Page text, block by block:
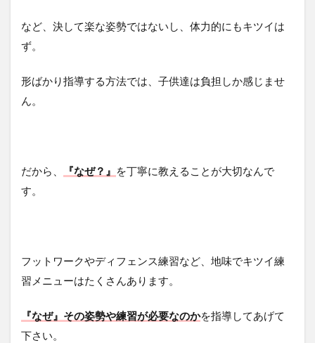
など、決して楽な姿勢ではないし、体力的にもキツイは
ず。
形ばかり指導する方法では、子供達は負担しか感じませ
ん。
だから、 『なぜ？』 を丁寧に教えることが大切なんで
す。
フットワークやディフェンス練習など、地味でキツイ練
習メニューはたくさんあります。
『なぜ』その姿勢や練習が必要なのかを指導してあげて
下さい。